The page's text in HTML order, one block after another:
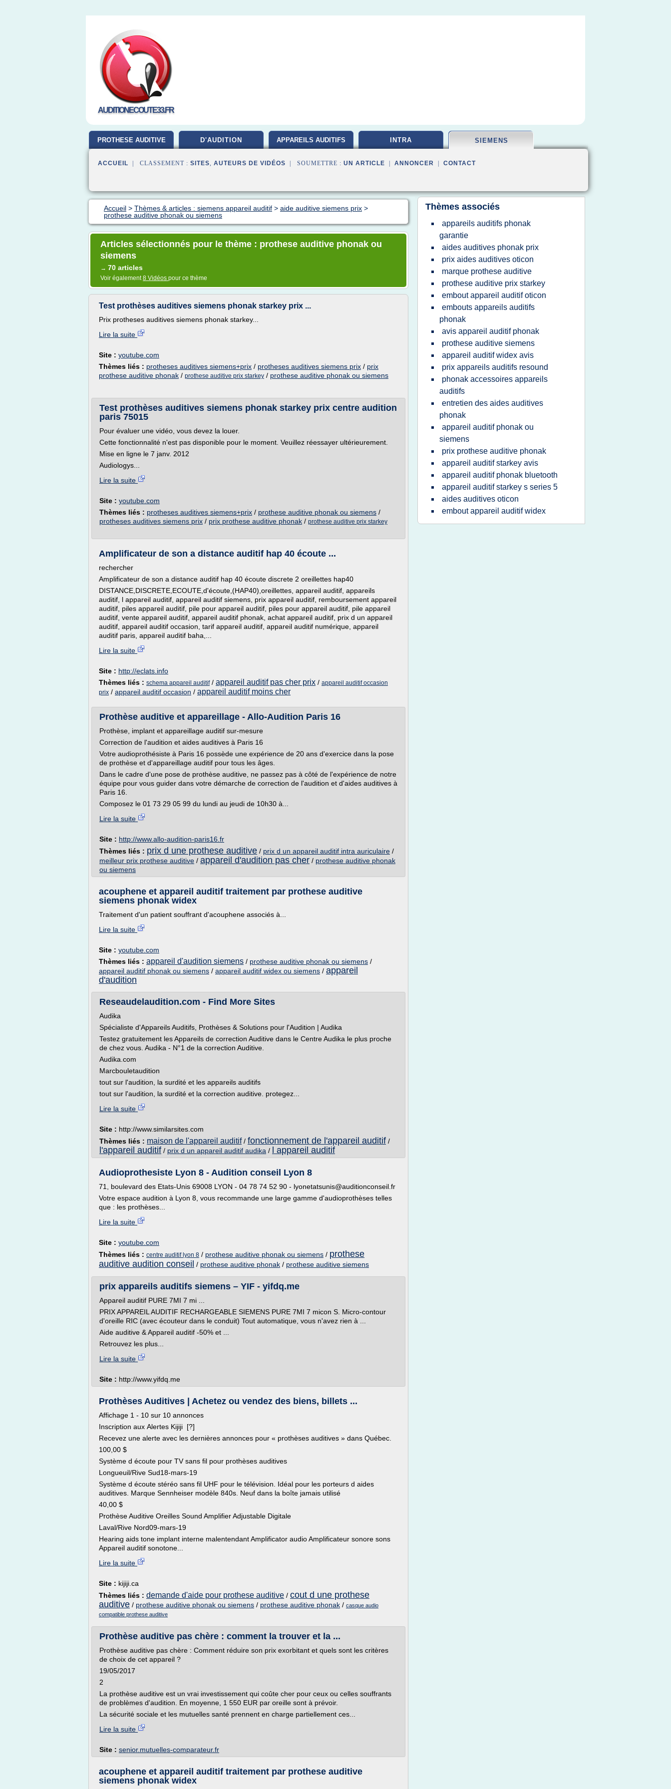
AUDITIONECOUTE33.FR
PROTHESE AUDITIVE D'AUDITION APPAREILS AUDITIFS INTRA SIEMENS
ACCUEIL | CLASSEMENT : SITES, AUTEURS DE VIDÉOS | SOUMETTRE : UN ARTICLE ANNONCER CONTACT
Accueil > Thèmes & articles : siemens appareil auditif > aide auditive siemens prix >
prothese auditive phonak ou siemens
Articles sélectionnés pour le thème : prothese auditive phonak ou
siemens
→ 70 articles
Voir également8 Vidéos pour ce thème
Test prothèses auditives siemens phonak starkey prix ...
Prix protheses auditives siemens phonak starkey...
Lire la suite
Site : youtube.com
Thèmes liés : protheses auditives siemens+prix / protheses auditives siemens prix / prix
prothese auditive phonak / prothese auditive prix starkey / prothese auditive phonak ou siemens
Test prothèses auditives siemens phonak starkey prix centre audition
paris 75015
Pour évaluer une vidéo, vous devez la louer.
Cette fonctionnalité n'est pas disponible pour le moment. Veuillez réessayer ultérieurement.
Mise en ligne le 7 janv. 2012
Audiologys...
Lire la suite
Site : youtube.com
Thèmes liés : protheses auditives siemens+prix / prothese auditive phonak ou siemens /
protheses auditives siemens prix / prix prothese auditive phonak / prothese auditive prix starkey
Amplificateur de son a distance auditif hap 40 écoute ...
rechercher
Amplificateur de son a distance auditif hap 40 écoute discrete 2 oreillettes hap40
DISTANCE,DISCRETE,ECOUTE,d'écoute,(HAP40),oreillettes, appareil auditif, appareils
auditif, l appareil auditif, appareil auditif siemens, prix appareil auditif, remboursement appareil
auditif, piles appareil auditif, pile pour appareil auditif, piles pour appareil auditif, pile appareil
auditif, vente appareil auditif, appareil auditif phonak, achat appareil auditif, prix d un appareil
auditif, appareil auditif occasion, tarif appareil auditif, appareil auditif numérique, appareil
auditif paris, appareil auditif baha,...
Lire la suite
Site : http://eclats.info
Thèmes liés : schema appareil auditif/ appareil auditif pas cher prix / appareil auditif occasion
prix / appareil auditif occasion / appareil auditif moins cher
Prothèse auditive et appareillage - Allo-Audition Paris 16
Prothèse, implant et appareillage auditif sur-mesure
Correction de l'audition et aides auditives à Paris 16
Votre audioprothésiste à Paris 16 possède une expérience de 20 ans d'exercice dans la pose
de prothèse et d'appareillage auditif pour tous les âges.
Dans le cadre d'une pose de prothèse auditive, ne passez pas à côté de l'expérience de notre
équipe pour vous guider dans votre démarche de correction de l'audition et d'aides auditives à
Paris 16.
Composez le 01 73 29 05 99 du lundi au jeudi de 10h30 à...
Lire la suite
Site : http://www.allo-audition-paris16.fr
Thèmes liés : prix d une prothese auditive / prix d un appareil auditif intra auriculaire /
meilleur prix prothese auditive / appareil d'audition pas cher / prothese auditive phonak
ou siemens
acouphene et appareil auditif traitement par prothese auditive
siemens phonak widex
Traitement d'un patient souffrant d'acouphene associés à...
Lire la suite
Site : youtube.com
Thèmes liés : appareil d'audition siemens / prothese auditive phonak ou siemens /
appareil auditif phonak ou siemens / appareil auditif widex ou siemens / appareil
d'audition
Reseaudelaudition.com - Find More Sites
Audika
Spécialiste d'Appareils Auditifs, Prothèses & Solutions pour l'Audition | Audika
Testez gratuitement les Appareils de correction Auditive dans le Centre Audika le plus proche
de chez vous. Audika - N°1 de la correction Auditive.
Audika.com
Marcbouletaudition
tout sur l'audition, la surdité et les appareils auditifs
tout sur l'audition, la surdité et la correction auditive. protegez...
Lire la suite
Site : http://www.similarsites.com
Thèmes liés : maison de l'appareil auditif/ fonctionnement de l'appareil auditif /
l'appareil auditif / prix d un appareil auditif audika / l appareil auditif
Audioprothesiste Lyon 8 - Audition conseil Lyon 8
71, boulevard des Etats-Unis 69008 LYON - 04 78 74 52 90 - lyonetatsunis@auditionconseil.fr
Votre espace audition à Lyon 8, vous recommande une large gamme d'audioprothèses telles
que : les prothèses...
Lire la suite
Site : youtube.com
Thèmes liés : centre auditif lyon 8 / prothese auditive phonak ou siemens / prothese
auditive audition conseil / prothese auditive phonak / prothese auditive siemens
prix appareils auditifs siemens – YIF - yifdq.me
Appareil auditif PURE 7MI 7 mi ...
PRIX APPAREIL AUDITIF RECHARGEABLE SIEMENS PURE 7MI 7 micon S. Micro-contour
d'oreille RIC (avec écouteur dans le conduit) Tout automatique, vous n'avez rien à ...
Aide auditive & Appareil auditif -50% et ...
Retrouvez les plus...
Lire la suite
Site : http://www.yifdq.me
Prothèses Auditives | Achetez ou vendez des biens, billets ...
Affichage 1 - 10 sur 10 annonces
Inscription aux Alertes Kijiji [?]
Recevez une alerte avec les dernières annonces pour « prothèses auditives » dans Québec.
100,00 $
Système d écoute pour TV sans fil pour prothèses auditives
Longueuil/Rive Sud18-mars-19
Système d écoute stéréo sans fil UHF pour le télévision. Idéal pour les porteurs d aides
auditives. Marque Sennheiser modèle 840s. Neuf dans la boîte jamais utilisé
40,00 $
Prothèse Auditive Oreilles Sound Amplifier Adjustable Digitale
Laval/Rive Nord09-mars-19
Hearing aids tone implant interne malentendant Amplificator audio Amplificateur sonore sons
Appareil auditif sonotone...
Lire la suite
Site : kijiji.ca
Thèmes liés : demande d'aide pour prothese auditive / cout d une prothese
auditive / prothese auditive phonak ou siemens / prothese auditive phonak / casque audio
compatible prothese auditive
Prothèse auditive pas chère : comment la trouver et la ...
Prothèse auditive pas chère : Comment réduire son prix exorbitant et quels sont les critères
de choix de cet appareil ?
19/05/2017
2
La prothèse auditive est un vrai investissement qui coûte cher pour ceux ou celles souffrants
de problèmes d'audition. En moyenne, 1 550 EUR par oreille sont à prévoir.
La sécurité sociale et les mutuelles santé prennent en charge partiellement ces...
Lire la suite
Site : senior.mutuelles-comparateur.fr
acouphene et appareil auditif traitement par prothese auditive
siemens phonak widex
Thèmes associés
appareils auditifs phonak
garantie
aides auditives phonak prix
prix aides auditives oticon
marque prothese auditive
prothese auditive prix starkey
embout appareil auditif oticon
embouts appareils auditifs
phonak
avis appareil auditif phonak
prothese auditive siemens
appareil auditif widex avis
prix appareils auditifs resound
phonak accessoires appareils
auditifs
entretien des aides auditives
phonak
appareil auditif phonak ou
siemens
prix prothese auditive phonak
appareil auditif starkey avis
appareil auditif phonak bluetooth
appareil auditif starkey s series 5
aides auditives oticon
embout appareil auditif widex